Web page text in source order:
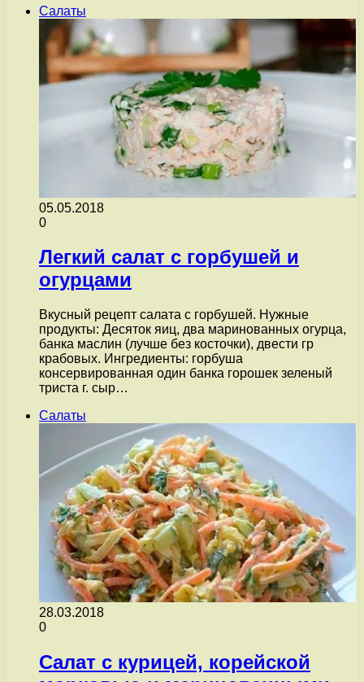
Салаты
05.05.2018
0
Легкий салат с горбушей и
огурцами
Вкусный рецепт салата с горбушей. Нужные
продукты: Десяток яиц, два маринованных огурца,
банка маслин (лучше без косточки), двести гр
крабовых. Ингредиенты: горбуша
консервированная один банка горошек зеленый
триста г. сыр…
Салаты
28.03.2018
0
Салат с курицей, корейской